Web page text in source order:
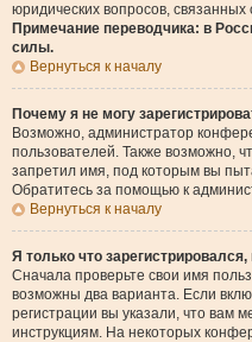
юридических вопросов,
Примечание переводчика: в
силы.
Вернуться к началу
Почему я не могу
Возможно, администратор
пользователей. Также возможно,
запретил имя, под которым вы
Обратитесь за помощью к
Вернуться к началу
Я только что зарегистрировался,
Сначала проверьте свои имя
возможны два варианта. Если
регистрации вы указали, что вам
инструкциям. На некоторых